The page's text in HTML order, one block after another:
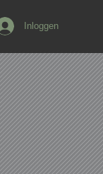
Inloggen